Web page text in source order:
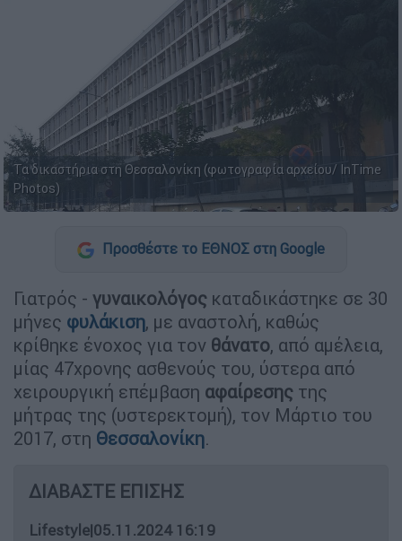
Τα δικαστήρια στη Θεσσαλονίκη (φωτογραφία αρχείου/ InTime
Photos)
Προσθέστε το ΕΘΝΟΣ στη Google
Γιατρός - γυναικολόγος καταδικάστηκε σε 30
μήνες φυλάκιση, με αναστολή, καθώς
κρίθηκε ένοχος για τον θάνατο, από αμέλεια,
μίας 47χρονης ασθενούς του, ύστερα από
χειρουργική επέμβαση αφαίρεσης της
μήτρας της (υστερεκτομή), τον Μάρτιο του
2017, στη Θεσσαλονίκη.
ΔΙΑΒΑΣΤΕ ΕΠΙΣΗΣ
Lifestyle|05.11.2024 16:19